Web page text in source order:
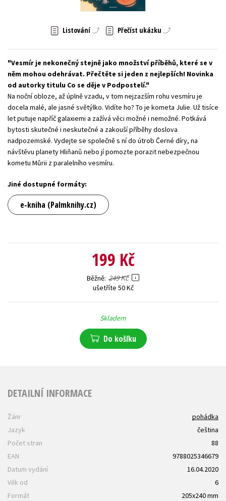
Zahraniční literatura
Všechny tituly
Listování Přečíst ukázku
Vesmír je nekonečný stejně jako množství příběhů, které se v
něm mohou odehrávat. Přečtěte si jeden z nejlepších! Novinka
od autorky titulu Co se děje v Podpostelí.
Na noční obloze, až úplně vzadu, v tom nejzazším rohu vesmíru je
docela malé, ale jasné světýlko. Vidíte ho? To je kometa Julie. Už tisíce
let putuje napříč galaxiemi a zažívá věci možné i nemožné. Potkává
bytosti skutečné i neskutečné a zakouší příběhy doslova
nadpozemské. Vydejte se společně s ní do útrob Černé díry, na
návštěvu planety Hliňanů nebo jí pomozte porazit nebezpečnou
kometu Můrii z paralelního vesmíru.
Jiné dostupné formáty:
e-kniha (Palmknihy.cz)
199 Kč
Běžně 249 Kč
ušetříte 50 Kč
Skladem
Do košíku
DETAILNÍ INFORMACE
Žánr
pohádka
Jazyk
čeština
Počet stran
88
EAN
9788025346679
Datum vydání
16.04.2020
Věk od
6
Formát
205x240 mm